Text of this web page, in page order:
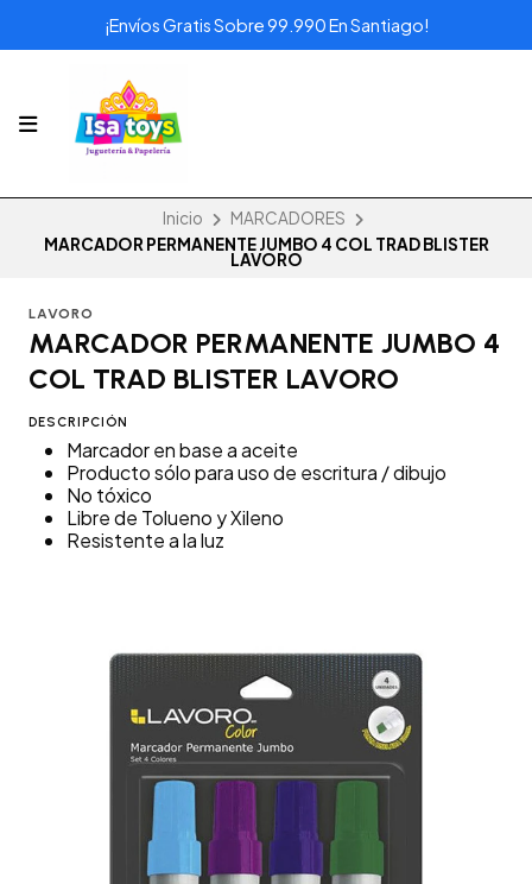
¡Envíos Gratis Sobre 99.990 En Santiago!
Inicio
MARCADORES
MARCADOR PERMANENTE JUMBO 4 COL TRAD BLISTER
LAVORO
LAVORO
MARCADOR PERMANENTE JUMBO 4
COL TRAD BLISTER LAVORO
DESCRIPCIÓN
Marcador en base a aceite
Producto sólo para uso de escritura / dibujo
No tóxico
Libre de Tolueno y Xileno
Resistente a la luz